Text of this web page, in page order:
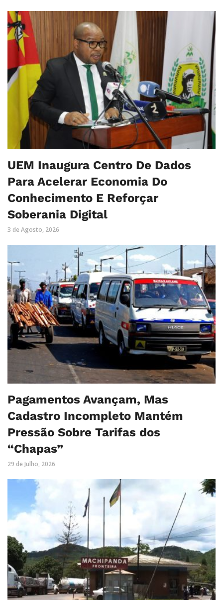
UEM Inaugura Centro De Dados
Para Acelerar Economia Do
Conhecimento E Reforçar
Soberania Digital
3 de Agosto, 2026
Pagamentos Avançam, Mas
Cadastro Incompleto Mantém
Pressão Sobre Tarifas dos
“Chapas”
29 de Julho, 2026